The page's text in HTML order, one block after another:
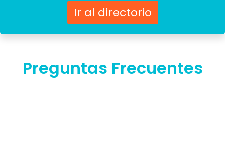
Ir al directorio
Preguntas Frecuentes